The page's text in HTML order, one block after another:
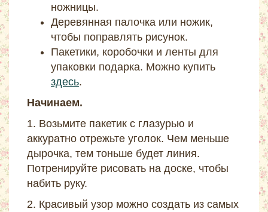
ножницы.
Деревянная палочка или ножик,
чтобы поправлять рисунок.
Пакетики, коробочки и ленты для
упаковки подарка. Можно купить
здесь.
Начинаем.
1. Возьмите пакетик с глазурью и
аккуратно отрежьте уголок. Чем меньше
дырочка, тем тоньше будет линия.
Потренируйте рисовать на доске, чтобы
набить руку.
2. Красивый узор можно создать из самых